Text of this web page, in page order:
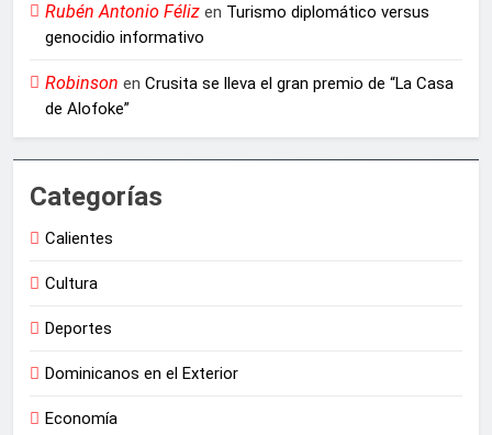
Rubén Antonio Féliz en Turismo diplomático versus
genocidio informativo
Robinson en Crusita se lleva el gran premio de “La Casa
de Alofoke”
Categorías
Calientes
Cultura
Deportes
Dominicanos en el Exterior
Economía